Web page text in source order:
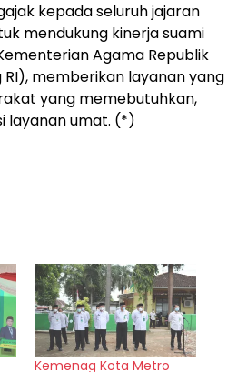
kepada seluruh jajaran
mendukung kinerja suami
Agama Republik
RI), memberikan layanan yang
yang memebutuhkan,
layanan umat. (*)
Kemenag Kota Metro